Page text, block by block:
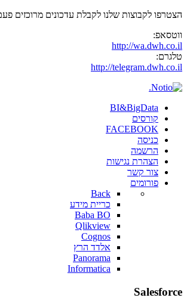
הצטרפו לקבוצות שלנו לקבלת עדכונים מרוכזים
ווטסאפ:
http://wa.dwh.co.il
טלגרם:
http://telegram.dwh.co.il
BI&BigData
קורסים
FACEBOOK
כניסה
הרשמה
הצהרת נגישות
צור קשר
פורומים
Back
כריית מידע
Baba BO
Qlikview
Cognos
אלדד הרץ
Panorama
Informatica
Salesforce